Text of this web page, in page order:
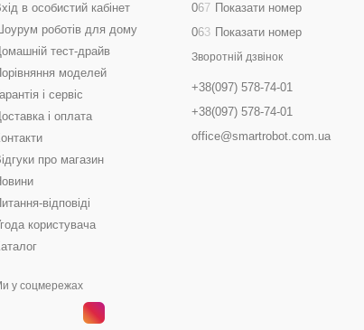
в особистий кабінет
роботів для дому
тест-драйв
моделей
і сервіс
і оплата
про магазин
відповіді
користувача
у соцмережах
067 Показати номер
063 Показати номер
Зворотній дзвінок
+38(097) 578-74-01
+38(097) 578-74-01
office@smartrobot.com.ua